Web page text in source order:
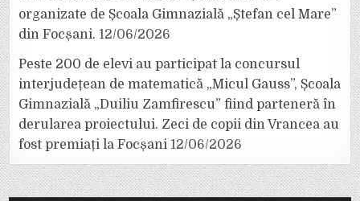
organizate de Școala Gimnazială „Ștefan cel Mare”
din Focșani. 12/06/2026
Peste 200 de elevi au participat la concursul
interjudețean de matematică „Micul Gauss”, Școala
Gimnazială „Duiliu Zamfirescu” fiind parteneră în
derularea proiectului. Zeci de copii din Vrancea au
fost premiați la Focșani 12/06/2026